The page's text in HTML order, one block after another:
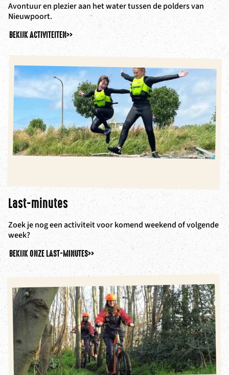
Avontuur en plezier aan het water tussen de polders van
Nieuwpoort.
BEKIJK ACTIVITEITEN>>
Last-minutes
Zoek je nog een activiteit voor komend weekend of volgende
week?
BEKIJK ONZE LAST-MINUTES>>